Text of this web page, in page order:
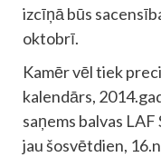
izcīņā būs
oktobrī.
Kamēr vēl tiek
kalendārs,
saņems balvas LAF
jau šosvētdien,